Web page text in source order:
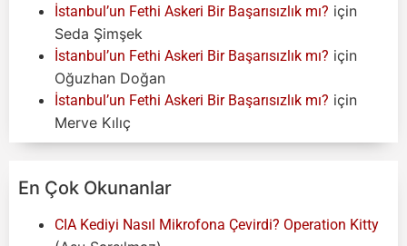
İstanbul’un Fethi Askeri Bir Başarısızlık mı? için
Seda Şimşek
İstanbul’un Fethi Askeri Bir Başarısızlık mı? için
Oğuzhan Doğan
İstanbul’un Fethi Askeri Bir Başarısızlık mı? için
Merve Kılıç
En Çok Okunanlar
CIA Kediyi Nasıl Mikrofona Çevirdi? Operation Kitty